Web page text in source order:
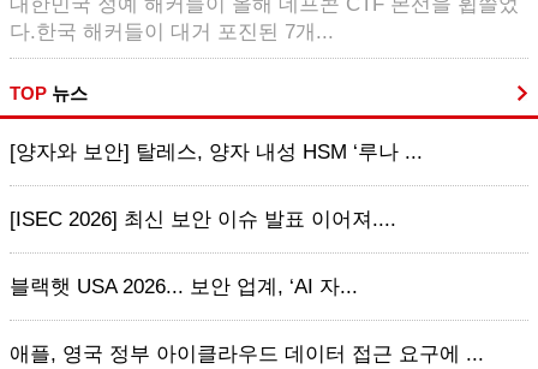
다.한국 해커들이 대거 포진된 7개...
TOP 뉴스
[양자와 보안] 탈레스, 양자 내성 HSM ‘루나 ...
[ISEC 2026] 최신 보안 이슈 발표 이어져....
블랙햇 USA 2026... 보안 업계, ‘AI 자...
애플, 영국 정부 아이클라우드 데이터 접근 요구에 ...